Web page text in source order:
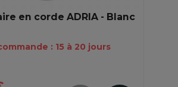
en corde ADRIA - Blanc
: 15 à 20 jours